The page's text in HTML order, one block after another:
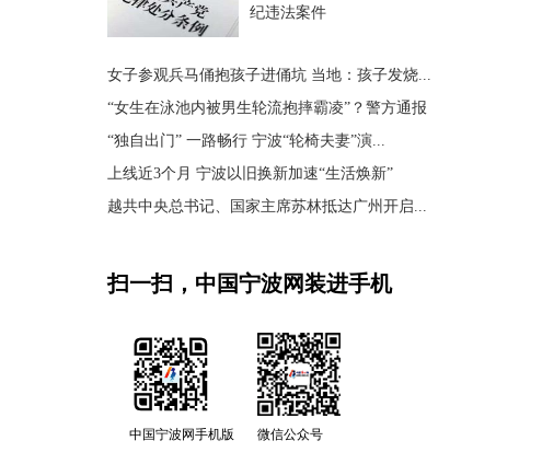
纪违法案件
女子参观兵马俑抱孩子进俑坑 当地：孩子发烧...
“女生在泳池内被男生轮流抱摔霸凌”？警方通报
“独自出门” 一路畅行 宁波“轮椅夫妻”演...
上线近3个月 宁波以旧换新加速“生活焕新”
越共中央总书记、国家主席苏林抵达广州开启...
扫一扫，中国宁波网装进手机
中国宁波网手机版 微信公众号